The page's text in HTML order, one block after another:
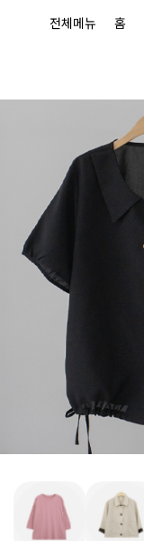
전체메뉴 홈